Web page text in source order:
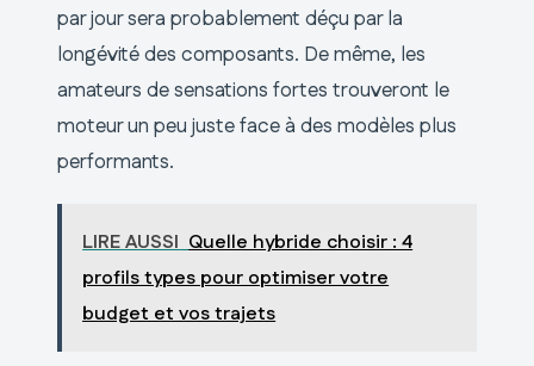
par jour sera probablement déçu par la
longévité des composants. De même, les
amateurs de sensations fortes trouveront le
moteur un peu juste face à des modèles plus
performants.
LIRE AUSSI Quelle hybride choisir : 4
profils types pour optimiser votre
budget et vos trajets